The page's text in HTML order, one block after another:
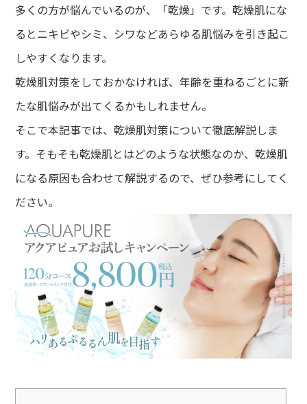
多くの方が悩んでいるのが、「乾燥」です。乾燥肌にな
るとニキビやシミ、シワなどあらゆる肌悩みを引き起こ
しやすくなります。
乾燥肌対策をしておかなければ、年齢を重ねるごとに新
たな肌悩みが出てくるかもしれません。
そこで本記事では、乾燥肌対策について徹底解説しま
す。そもそも乾燥肌とはどのような状態なのか、乾燥肌
になる原因も合わせて解説するので、ぜひ参考にしてく
ださい。